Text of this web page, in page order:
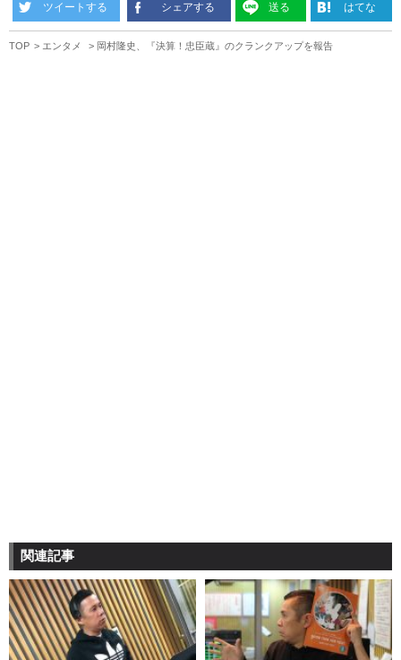
ツイートする シェアする 送る はてな
TOP エンタメ 岡村隆史、『決算！忠臣蔵』のクランクアップを報告
関連記事